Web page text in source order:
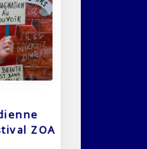
ZOA